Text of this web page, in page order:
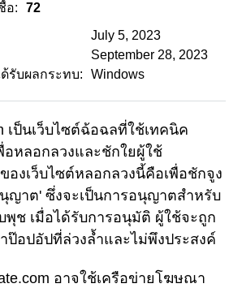
อ:
72
July 5, 2023
September 28, 2023
รับผลกระทบ:
Windows
เป็นเว็บไซต์ฉ้อฉลที่ใช้เทคนิค
อหลอกลวงและชักใยผู้ใช้
องเว็บไซต์หลอกลวงนี้คือเพื่อชักจูง
ญาต' ซึ่งจะเป็นการอนุญาตสำหรับ
พุช เมื่อได้รับการอนุมัติ ผู้ใช้จะถูก
อปอัปที่ล่วงล้ำและไม่พึงประสงค์
อาจใช้เครือข่ายโฆษณา